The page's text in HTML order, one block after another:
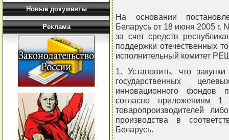
Новые документы
Реклама
На основании
Беларусь от 18 июня 2005 г.
за счет средств
поддержки отечественных
исполнительный комитет
1. Установить, что
государственных
инновационного фондов
согласно приложениям
товаропроизводителей
производства в
Беларусь.